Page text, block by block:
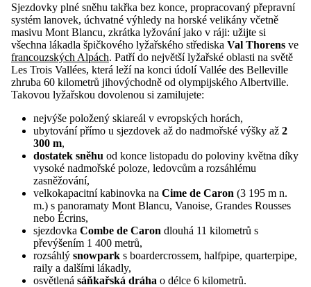
Sjezdovky plné sněhu takřka bez konce, propracovaný přepravní
systém lanovek, úchvatné výhledy na horské velikány včetně
masivu Mont Blancu, zkrátka lyžování jako v ráji: užijte si
všechna lákadla špičkového lyžařského střediska Val Thorens ve
francouzských Alpách. Patří do největší lyžařské oblasti na světě
Les Trois Vallées, která leží na konci údolí Vallée des Belleville
zhruba 60 kilometrů jihovýchodně od olympijského Albertville.
Takovou lyžařskou dovolenou si zamilujete:
nejvýše položený skiareál v evropských horách,
ubytování přímo u sjezdovek až do nadmořské výšky až 2
300 m,
dostatek sněhu od konce listopadu do poloviny května díky
vysoké nadmořské poloze, ledovcům a rozsáhlému
zasněžování,
velkokapacitní kabinovka na Cime de Caron (3 195 m n.
m.) s panoramaty Mont Blancu, Vanoise, Grandes Rousses
nebo Écrins,
sjezdovka Combe de Caron dlouhá 11 kilometrů s
převýšením 1 400 metrů,
rozsáhlý snowpark s boardercrossem, halfpipe, quarterpipe,
raily a dalšími lákadly,
osvětlená sáňkařská dráha o délce 6 kilometrů.